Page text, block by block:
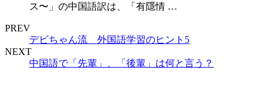
ス〜」の中国語訳は、「有隱情 …
PREV
デビちゃん流 外国語学習のヒント5
NEXT
中国語で「先輩」、「後輩」は何と言う？